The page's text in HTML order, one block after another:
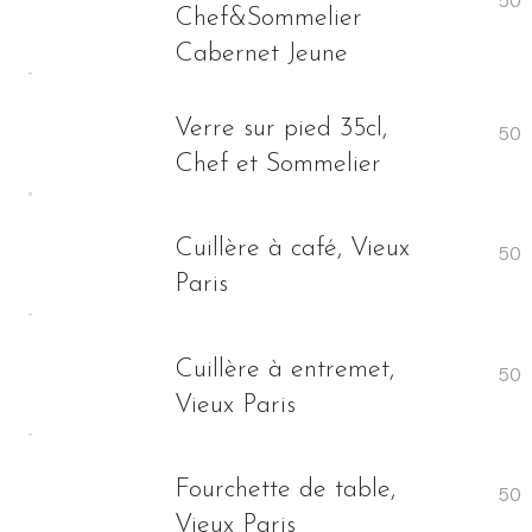
Chef&Sommelier
Cabernet Jeune
Verre sur pied 35cl,
Chef et Sommelier
Cuillère à café, Vieux
Paris
Cuillère à entremet,
Vieux Paris
Fourchette de table,
Vieux Paris